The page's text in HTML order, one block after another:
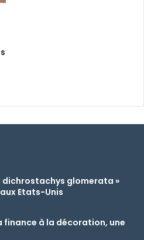
dichrostachys glomerata »
Etats-Unis
finance à la décoration, une